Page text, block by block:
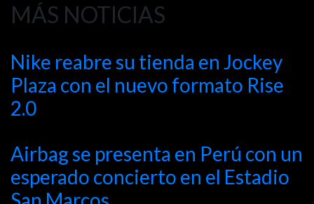
MÁS NOTICIAS
Nike reabre su tienda en Jockey
Plaza con el nuevo formato Rise
2.0
Airbag se presenta en Perú con un
esperado concierto en el Estadio